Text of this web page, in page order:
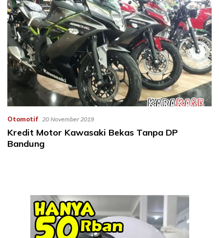
Otomotif 20 November 2019
Kredit Motor Kawasaki Bekas Tanpa DP
Bandung